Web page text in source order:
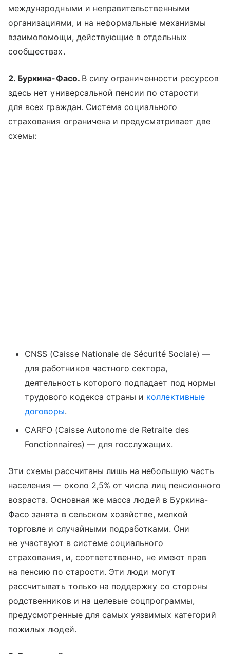
международными и неправительственными
организациями, и на неформальные механизмы
взаимопомощи, действующие в отдельных
сообществах.
2. Буркина-Фасо. В силу ограниченности ресурсов
здесь нет универсальной пенсии по старости
для всех граждан. Система социального
страхования ограничена и предусматривает две
схемы:
CNSS (Caisse Nationale de Sécurité Sociale) —
для работников частного сектора,
деятельность которого подпадает под нормы
трудового кодекса страны и коллективные
договоры.
CARFO (Caisse Autonome de Retraite des
Fonctionnaires) — для госслужащих.
Эти схемы рассчитаны лишь на небольшую часть
населения — около 2,5% от числа лиц пенсионного
возраста. Основная же масса людей в Буркина-
Фасо занята в сельском хозяйстве, мелкой
торговле и случайными подработками. Они
не участвуют в системе социального
страхования, и, соответственно, не имеют прав
на пенсию по старости. Эти люди могут
рассчитывать только на поддержку со стороны
родственников и на целевые соцпрограммы,
предусмотренные для самых уязвимых категорий
пожилых людей.